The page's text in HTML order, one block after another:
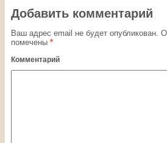
Добавить комментарий
Ваш адрес email не будет опубликован.
помечены *
Комментарий